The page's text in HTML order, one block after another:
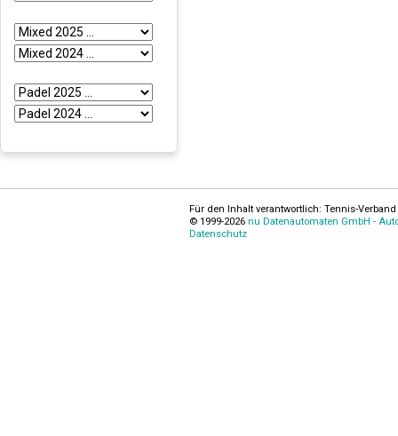
Für den Inhalt verantwortlich: Tennis-
© 1999-2026 nu Datenautomaten GmbH -
Datenschutz